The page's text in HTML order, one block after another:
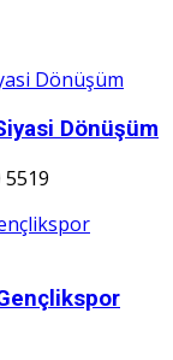
Dönüşüm
5519